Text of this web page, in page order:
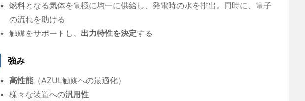
燃料となる気体を電極に均一に供給し、発電時の水を排出。同時に、電子
の流れを助ける
触媒をサポートし、 出力特性を決定する
強み
高性能（AZUL触媒への最適化）
様々な装置への汎用性